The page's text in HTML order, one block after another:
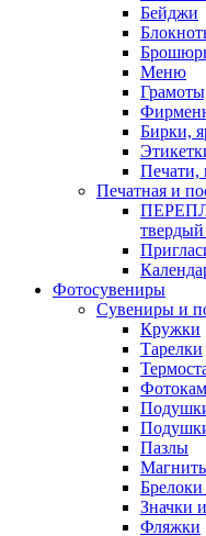
Бейджи
Меню
Бирки,
Печати,
Печатная и
Фотосувениры
Сувениры и
Кружки
Тарелки
Пазлы
Значки
Фляжки